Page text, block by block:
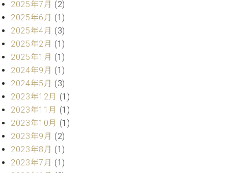
ィ
ス
ト
カ
ス
タ
マ
ー
サ
ビ
ス
(
調
律
)
2025年7月 (2)
2025年6月 (1)
2025年4月 (3)
2025年2月 (1)
2025年1月 (1)
2024年9月 (1)
2024年5月 (3)
2023年12月 (1)
2023年11月 (1)
2023年10月 (1)
2023年9月 (2)
2023年8月 (1)
2023年7月 (1)